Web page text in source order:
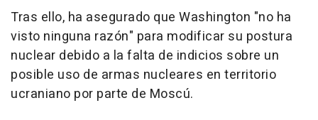
Tras ello, ha asegurado que Washington "no ha
visto ninguna razón" para modificar su postura
nuclear debido a la falta de indicios sobre un
posible uso de armas nucleares en territorio
ucraniano por parte de Moscú.